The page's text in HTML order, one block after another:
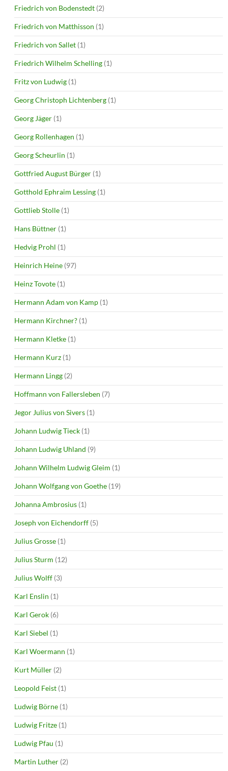
Friedrich von Bodenstedt (2)
Friedrich von Matthisson (1)
Friedrich von Sallet (1)
Friedrich Wilhelm Schelling (1)
Fritz von Ludwig (1)
Georg Christoph Lichtenberg (1)
Georg Jäger (1)
Georg Rollenhagen (1)
Georg Scheurlin (1)
Gottfried August Bürger (1)
Gotthold Ephraim Lessing (1)
Gottlieb Stolle (1)
Hans Büttner (1)
Hedvig Prohl (1)
Heinrich Heine (97)
Heinz Tovote (1)
Hermann Adam von Kamp (1)
Hermann Kirchner? (1)
Hermann Kletke (1)
Hermann Kurz (1)
Hermann Lingg (2)
Hoffmann von Fallersleben (7)
Jegor Julius von Sivers (1)
Johann Ludwig Tieck (1)
Johann Ludwig Uhland (9)
Johann Wilhelm Ludwig Gleim (1)
Johann Wolfgang von Goethe (19)
Johanna Ambrosius (1)
Joseph von Eichendorff (5)
Julius Grosse (1)
Julius Sturm (12)
Julius Wolff (3)
Karl Enslin (1)
Karl Gerok (6)
Karl Siebel (1)
Karl Woermann (1)
Kurt Müller (2)
Leopold Feist (1)
Ludwig Börne (1)
Ludwig Fritze (1)
Ludwig Pfau (1)
Martin Luther (2)